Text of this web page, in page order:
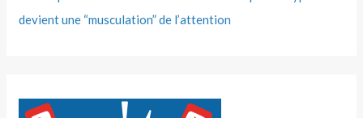
devient une “musculation” de l’attention